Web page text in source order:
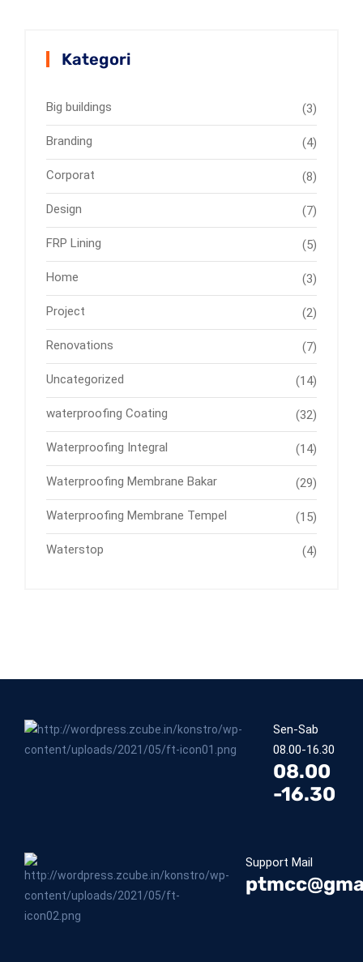
Kategori
Big buildings (3)
Branding (4)
Corporat (8)
Design (7)
FRP Lining (5)
Home (3)
Project (2)
Renovations (7)
Uncategorized (14)
waterproofing Coating (32)
Waterproofing Integral (14)
Waterproofing Membrane Bakar (29)
Waterproofing Membrane Tempel (15)
Waterstop (4)
Sen-Sab
08.00-16.30
08.00
-16.30
Support Mail